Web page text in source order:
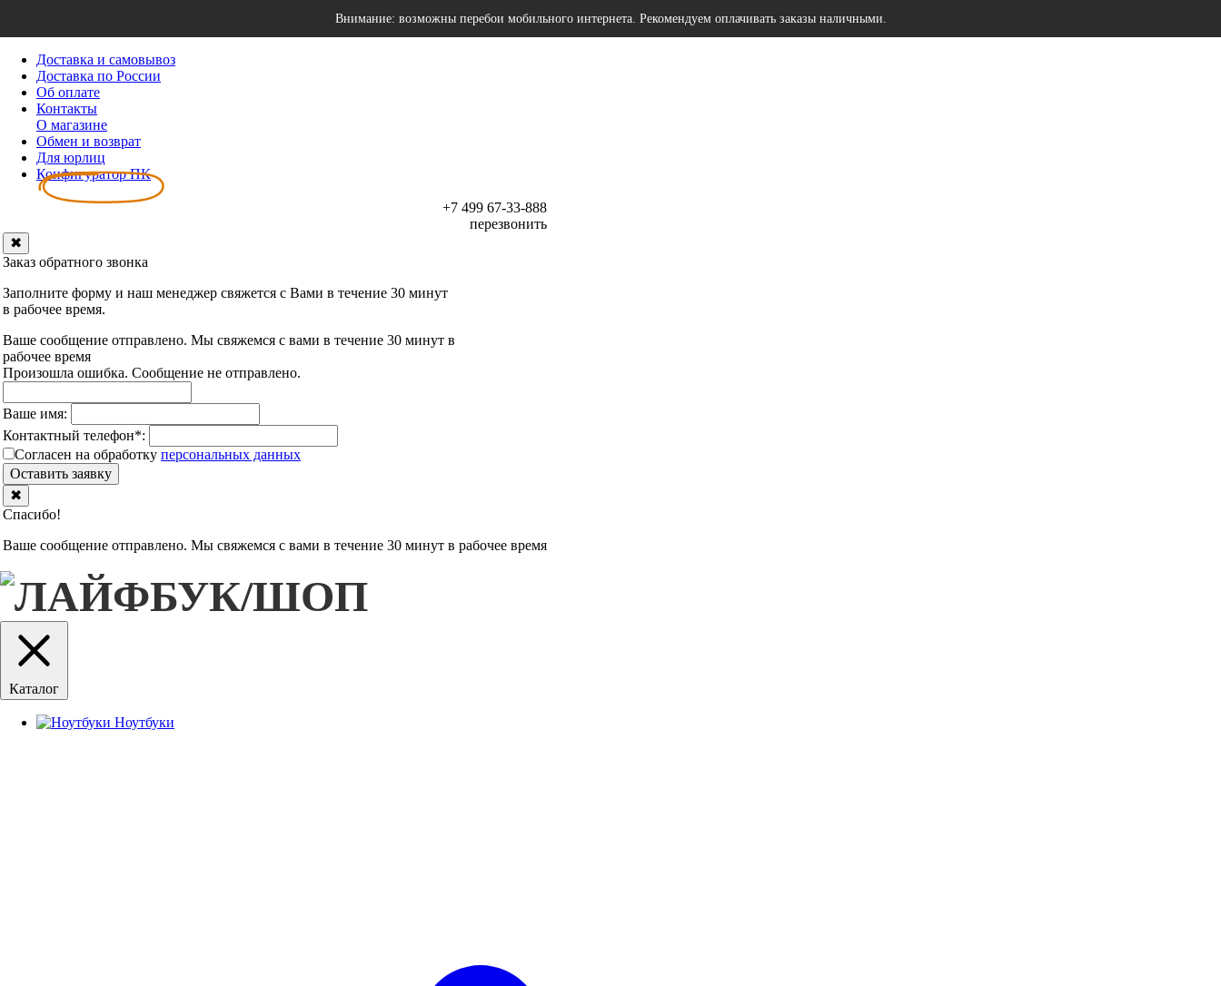
Внимание: возможны перебои мобильного интернета. Рекомендуем оплачивать заказы наличными.
Доставка и самовывоз
Доставка по России
Об оплате
Контакты
О магазине
Обмен и возврат
Для юрлиц
Конфигуратор ПК
+7 499 67-33-888
перезвонить
✖
Заказ обратного звонка
Заполните форму и наш менеджер свяжется с Вами в течение 30 минут
в рабочее время.
Ваше сообщение отправлено. Мы свяжемся с вами в течение 30 минут в
рабочее время
Произошла ошибка. Сообщение не отправлено.
Ваше имя:
Контактный телефон*:
Согласен на обработку персональныx данных
Оставить заявку
✖
Спасибо!
Ваше сообщение отправлено. Мы свяжемся с вами в течение 30 минут в рабочее время
Каталог
Ноутбуки